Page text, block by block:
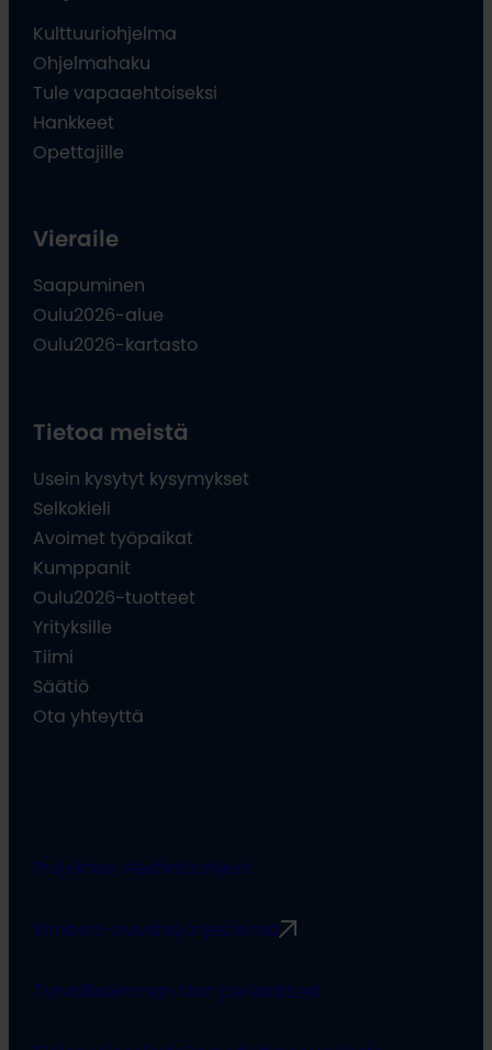
Kulttuuriohjelma
Ohjelmahaku
Tule vapaaehtoiseksi
Hankkeet
Opettajille
Vieraile
Saapuminen
Oulu2026-alue
Oulu2026-kartasto
Tietoa meistä
Usein kysytyt kysymykset
Selkokieli
Avoimet työpaikat
Kumppanit
Oulu2026-tuotteet
Yrityksille
Tiimi
Säätiö
Ota yhteyttä
Projektien viestintäohjeet
Rimbert-avustusjärjestelmä
Turvallisemman tilan periaatteet